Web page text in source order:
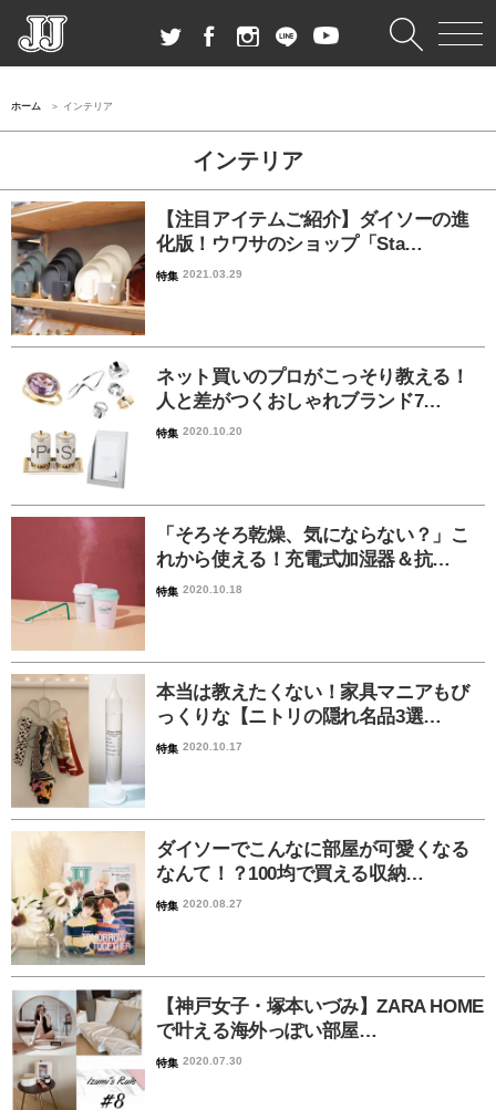
ホーム インテリア
インテリア
【注目アイテムご紹介】ダイソーの進
化版！ウワサのショップ「Sta…
特集 2021.03.29
ネット買いのプロがこっそり教える！
人と差がつくおしゃれブランド7…
特集 2020.10.20
「そろそろ乾燥、気にならない？」こ
れから使える！充電式加湿器＆抗…
特集 2020.10.18
本当は教えたくない！家具マニアもび
っくりな【ニトリの隠れ名品3選…
特集 2020.10.17
ダイソーでこんなに部屋が可愛くなる
なんて！？100均で買える収納…
特集 2020.08.27
【神戸女子・塚本いづみ】ZARA HOME
で叶える海外っぽい部屋…
特集 2020.07.30